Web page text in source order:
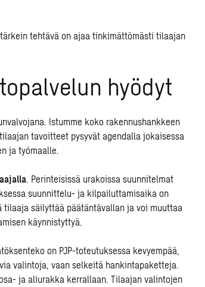
tehtävä on ajaa tinkimättömästi tilaajan
hyödyt
Istumme koko rakennushankkeen
tavoitteet pysyvät agendalla jokaisessa
ja työmaalle.
. Perinteisissä urakoissa suunnitelmat
suunnittelu- ja kilpailuttamisaika on
tilaaja säilyttää päätäntävallan ja voi muuttaa
käynnistyttyä.
on PJP-toteutuksessa kevyempää,
valintoja, vaan selkeitä hankintapaketteja.
ja aliurakka kerrallaan. Tilaajan valintojen